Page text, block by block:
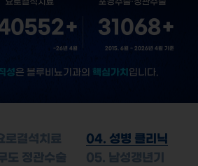
+
~26년 4월
31068+
2015. 6월 ~ 2026년 4월 기준
성은 블루비뇨기과의 핵심가치 입니다.
로결석치료
도 정관수술
04. 성병 클리닉
05. 남성갱년기